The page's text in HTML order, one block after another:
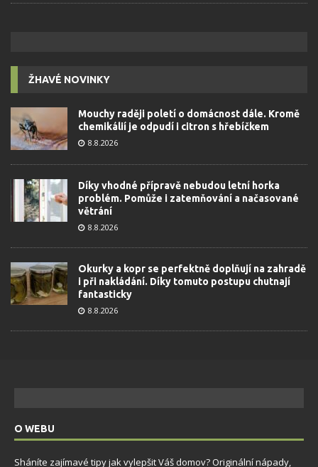
ŽHAVÉ NOVINKY
Mouchy raději poletí o domácnost dále. Kromě
chemikálií je odpudí i citron s hřebíčkem
8.8.2026
Díky vhodné přípravě nebudou letní horka
problém. Pomůže i zatemňování a načasované
větrání
8.8.2026
Okurky a kopr se perfektně doplňují na zahradě
i při nakládání. Díky tomuto postupu chutnají
fantasticky
8.8.2026
O WEBU
Sháníte zajímavé tipy jak vylepšit Váš domov? Originální nápady,